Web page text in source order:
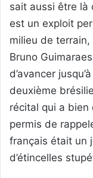
sait aussi être là
est un exploit
milieu de
Bruno
d’avancer
deuxième
récital qui a
permis de
français était un
d’étincelles